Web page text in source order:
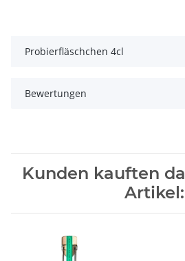
Probierfläschchen 4cl
Bewertungen
Kunden kauften
Artikel: